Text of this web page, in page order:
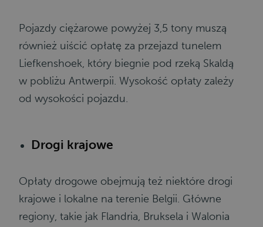
Pojazdy ciężarowe powyżej 3,5 tony muszą
również uiścić opłatę za przejazd tunelem
Liefkenshoek, który biegnie pod rzeką Skaldą
w pobliżu Antwerpii. Wysokość opłaty zależy
od wysokości pojazdu.
Drogi krajowe
Opłaty drogowe obejmują też niektóre drogi
krajowe i lokalne na terenie Belgii. Główne
regiony, takie jak Flandria, Bruksela i Walonia